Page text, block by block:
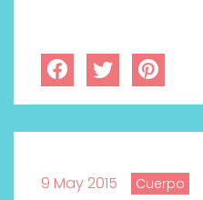
9 May 2015 Cuerpo